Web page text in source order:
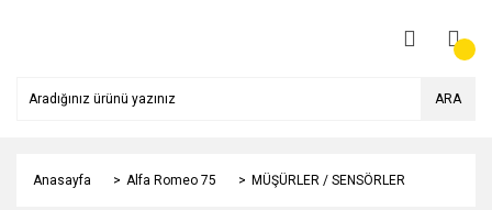
ARA
Anasayfa Alfa Romeo 75 MÜŞÜRLER / SENSÖRLER